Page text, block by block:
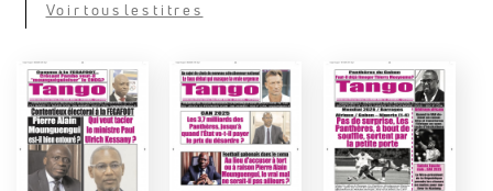
Voir tous les titres